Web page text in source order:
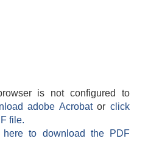
is not configured to
adobe Acrobatorclick
file.
here to download the PDF